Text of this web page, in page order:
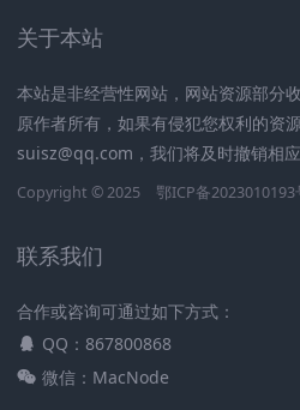
关于本站
本站是非经营性网站，网站资源部分
原作者所有，如果有侵犯您权利的资
suisz@qq.com，我们将及时撤销相应
Copyright © 2025 鄂ICP备2023010193
联系我们
合作或咨询可通过如下方式：
QQ：867800868
微信：MacNode